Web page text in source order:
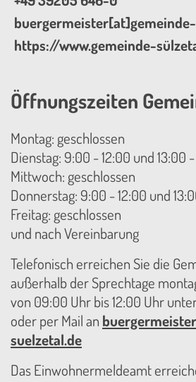
https://www.gemeinde-
Öffnungszeiten
Montag: geschlossen
Dienstag: 9:00 - 12:00 und 13:00
Mittwoch: geschlossen
Donnerstag: 9:00 - 12:00 und
Freitag: geschlossen
und nach Vereinbarung
Telefonisch erreichen Sie die
außerhalb der Sprechtage
von 09:00 Uhr bis 12:00 Uhr
oder per Mail an
suelzetal.de
Das Einwohnermeldeamt